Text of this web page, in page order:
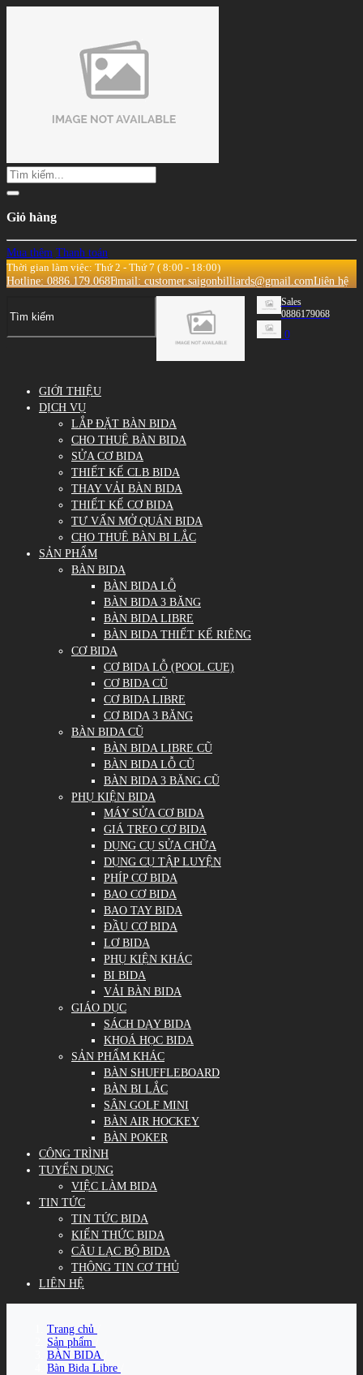
Giỏ hàng
Mua thêm Thanh toán
Thời gian làm việc: Thứ 2 - Thứ 7 ( 8:00 - 18:00)
Hotline: 0886.179.068Email: customer.saigonbilliards@gmail.comLiên hệ
Sales
0886179068
0
GIỚI THIỆU
DỊCH VỤ
LẮP ĐẶT BÀN BIDA
CHO THUÊ BÀN BIDA
SỬA CƠ BIDA
THIẾT KẾ CLB BIDA
THAY VẢI BÀN BIDA
THIẾT KẾ CƠ BIDA
TƯ VẤN MỞ QUÁN BIDA
CHO THUÊ BÀN BI LẮC
SẢN PHẨM
BÀN BIDA
BÀN BIDA LỖ
BÀN BIDA 3 BĂNG
BÀN BIDA LIBRE
BÀN BIDA THIẾT KẾ RIÊNG
CƠ BIDA
CƠ BIDA LỖ (POOL CUE)
CƠ BIDA CŨ
CƠ BIDA LIBRE
CƠ BIDA 3 BĂNG
BÀN BIDA CŨ
BÀN BIDA LIBRE CŨ
BÀN BIDA LỖ CŨ
BÀN BIDA 3 BĂNG CŨ
PHỤ KIỆN BIDA
MÁY SỬA CƠ BIDA
GIÁ TREO CƠ BIDA
DỤNG CỤ SỬA CHỮA
DỤNG CỤ TẬP LUYỆN
PHÍP CƠ BIDA
BAO CƠ BIDA
BAO TAY BIDA
ĐẦU CƠ BIDA
LƠ BIDA
PHỤ KIỆN KHÁC
BI BIDA
VẢI BÀN BIDA
GIÁO DỤC
SÁCH DẠY BIDA
KHOÁ HỌC BIDA
SẢN PHẨM KHÁC
BÀN SHUFFLEBOARD
BÀN BI LẮC
SÂN GOLF MINI
BÀN AIR HOCKEY
BÀN POKER
CÔNG TRÌNH
TUYỂN DỤNG
VIỆC LÀM BIDA
TIN TỨC
TIN TỨC BIDA
KIẾN THỨC BIDA
CÂU LẠC BỘ BIDA
THÔNG TIN CƠ THỦ
LIÊN HỆ
Trang chủ
Sản phẩm
BÀN BIDA
Bàn Bida Libre